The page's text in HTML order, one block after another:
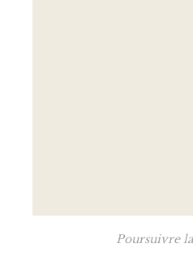
Poursuivre